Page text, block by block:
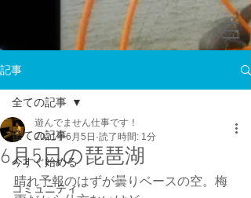
記事
全ての記事
今すぐ始める
コミュニティ
全ての記事
6月5日の琵琶湖
遊んでません仕事です！
2021年6月5日 読了時間: 1分
晴れ予報のはずが曇りベースの空。梅